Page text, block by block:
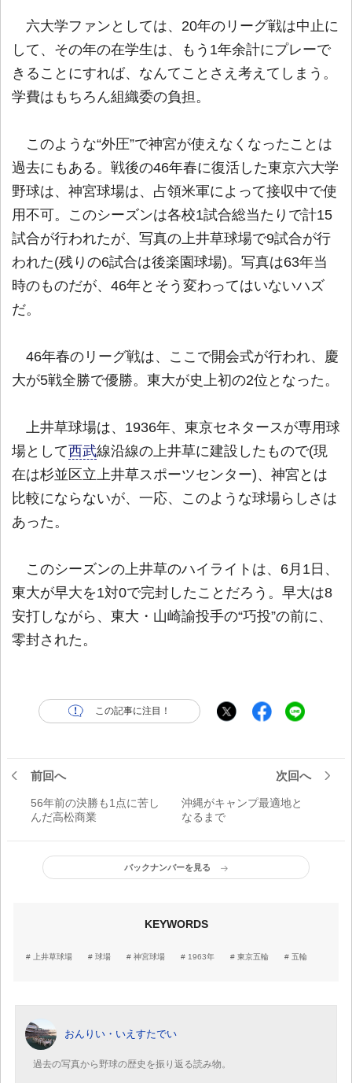
六大学ファンとしては、20年のリーグ戦は中止に
して、その年の在学生は、もう1年余計にプレーで
きることにすれば、なんてことさえ考えてしまう。
学費はもちろん組織委の負担。
このような“外圧”で神宮が使えなくなったことは
過去にもある。戦後の46年春に復活した東京六大学
野球は、神宮球場は、占領米軍によって接収中で使
用不可。このシーズンは各校1試合総当たりで計15
試合が行われたが、写真の上井草球場で9試合が行
われた(残りの6試合は後楽園球場)。写真は63年当
時のものだが、46年とそう変わってはいないハズ
だ。
46年春のリーグ戦は、ここで開会式が行われ、慶
大が5戦全勝で優勝。東大が史上初の2位となった。
上井草球場は、1936年、東京セネタースが専用球
場として西武線沿線の上井草に建設したもので(現
在は杉並区立上井草スポーツセンター)、神宮とは
比較にならないが、一応、このような球場らしさは
あった。
このシーズンの上井草のハイライトは、6月1日、
東大が早大を1対0で完封したことだろう。早大は8
安打しながら、東大・山崎諭投手の“巧投”の前に、
零封された。
この記事に注目！
前回へ
56年前の決勝も1点に苦し
んだ高松商業
次回へ
沖縄がキャンプ最適地と
なるまで
バックナンバーを見る
KEYWORDS
上井草球場 球場 神宮球場 1963年 東京五輪 五輪
おんりい・いえすたでい
過去の写真から野球の歴史を振り返る読み物。